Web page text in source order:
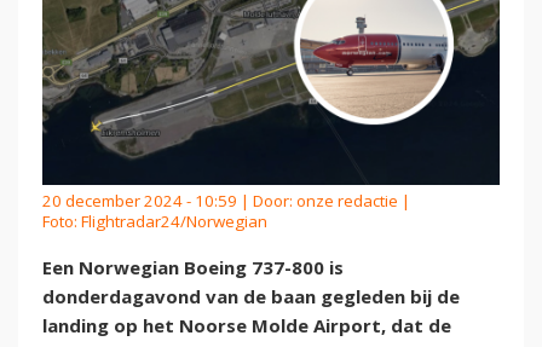
20 december 2024 - 10:59 | Door: onze redactie |
Foto: Flightradar24/Norwegian
Een Norwegian Boeing 737-800 is
donderdagavond van de baan gegleden bij de
landing op het Noorse Molde Airport, dat de